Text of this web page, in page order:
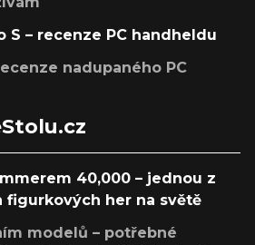
S – recenze PC handheldu
nadupaného PC
40,000 – jednou z
figurkových her na světě
modelů – potřebné